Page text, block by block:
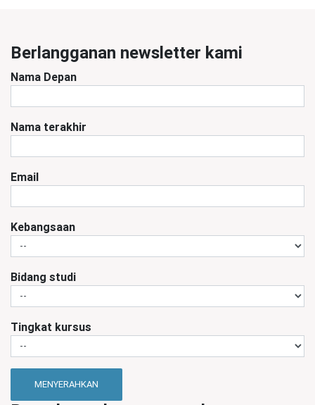
Berlangganan newsletter kami
Nama Depan
Nama terakhir
Email
Kebangsaan
Bidang studi
Tingkat kursus
MENYERAHKAN